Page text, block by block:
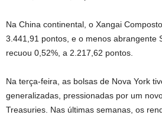
Na China continental, o Xangai
3.441,91 pontos, e o menos abrangente
recuou 0,52%, a 2.217,62 pontos.
Na terça-feira, as bolsas de Nova York
generalizadas, pressionadas por um
Treasuries. Nas últimas semanas, os